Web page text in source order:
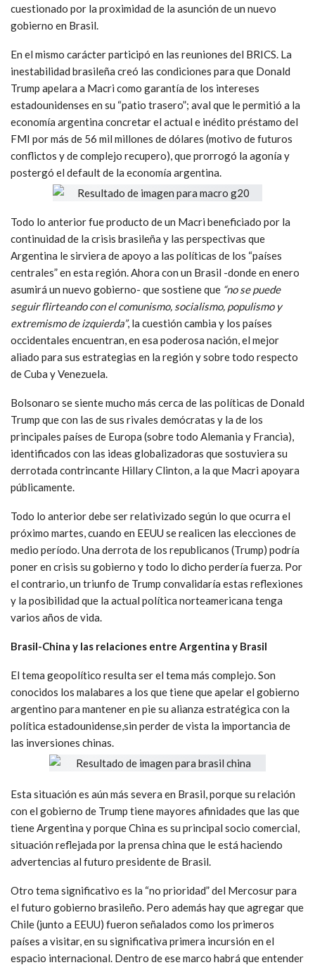
cuestionado por la proximidad de la asunción de un nuevo
gobierno en Brasil.
En el mismo carácter participó en las reuniones del BRICS. La
inestabilidad brasileña creó las condiciones para que Donald
Trump apelara a Macri como garantía de los intereses
estadounidenses en su “patio trasero”; aval que le permitió a la
economía argentina concretar el actual e inédito préstamo del
FMI por más de 56 mil millones de dólares (motivo de futuros
conflictos y de complejo recupero), que prorrogó la agonía y
postergó el default de la economía argentina.
Todo lo anterior fue producto de un Macri beneficiado por la
continuidad de la crisis brasileña y las perspectivas que
Argentina le sirviera de apoyo a las políticas de los “países
centrales” en esta región. Ahora con un Brasil -donde en enero
asumirá un nuevo gobierno- que sostiene que “no se puede
seguir flirteando con el comunismo, socialismo, populismo y
extremismo de izquierda”, la cuestión cambia y los países
occidentales encuentran, en esa poderosa nación, el mejor
aliado para sus estrategias en la región y sobre todo respecto
de Cuba y Venezuela.
Bolsonaro se siente mucho más cerca de las políticas de Donald
Trump que con las de sus rivales demócratas y la de los
principales países de Europa (sobre todo Alemania y Francia),
identificados con las ideas globalizadoras que sostuviera su
derrotada contrincante Hillary Clinton, a la que Macri apoyara
públicamente.
Todo lo anterior debe ser relativizado según lo que ocurra el
próximo martes, cuando en EEUU se realicen las elecciones de
medio período. Una derrota de los republicanos (Trump) podría
poner en crisis su gobierno y todo lo dicho perdería fuerza. Por
el contrario, un triunfo de Trump convalidaría estas reflexiones
y la posibilidad que la actual política norteamericana tenga
varios años de vida.
Brasil-China y las relaciones entre Argentina y Brasil
El tema geopolítico resulta ser el tema más complejo. Son
conocidos los malabares a los que tiene que apelar el gobierno
argentino para mantener en pie su alianza estratégica con la
política estadounidense,sin perder de vista la importancia de
las inversiones chinas.
Esta situación es aún más severa en Brasil, porque su relación
con el gobierno de Trump tiene mayores afinidades que las que
tiene Argentina y porque China es su principal socio comercial,
situación reflejada por la prensa china que le está haciendo
advertencias al futuro presidente de Brasil.
Otro tema significativo es la “no prioridad” del Mercosur para
el futuro gobierno brasileño. Pero además hay que agregar que
Chile (junto a EEUU) fueron señalados como los primeros
países a visitar, en su significativa primera incursión en el
espacio internacional. Dentro de ese marco habrá que entender